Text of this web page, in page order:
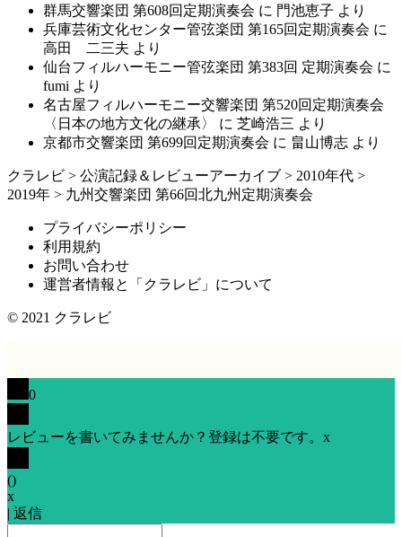
群馬交響楽団 第608回定期演奏会 に 門池恵子 より
兵庫芸術文化センター管弦楽団 第165回定期演奏会 に
高田 二三夫 より
仙台フィルハーモニー管弦楽団 第383回 定期演奏会 に
fumi より
名古屋フィルハーモニー交響楽団 第520回定期演奏会
〈日本の地方文化の継承〉
に 芝崎浩三 より
京都市交響楽団 第699回定期演奏会 に 畠山博志 より
クラレビ > 公演記録＆レビューアーカイブ > 2010年代 >
2019年 > 九州交響楽団 第66回北九州定期演奏会
プライバシーポリシー
利用規約
お問い合わせ
運営者情報と「クラレビ」について
© 2021 クラレビ
0
レビューを書いてみませんか？登録は不要です。 x
()
x
| 返信